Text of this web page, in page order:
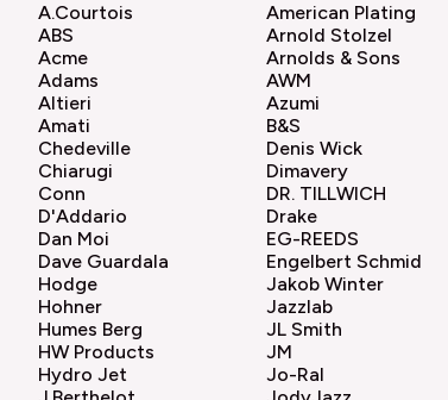
A.Courtois
ABS
Acme
Adams
Altieri
Amati
American Plating
Arnold Stolzel
Arnolds & Sons
AWM
Azumi
B&S
Chedeville
Chiarugi
Conn
D'Addario
Dan Moi
Dave Guardala
Denis Wick
Dimavery
DR. TILLWICH
Drake
EG-REEDS
Engelbert Schmid
Hodge
Hohner
Humes Berg
HW Products
Hydro Jet
Jakob Winter
Jazzlab
JL Smith
JM
Jo-Ral